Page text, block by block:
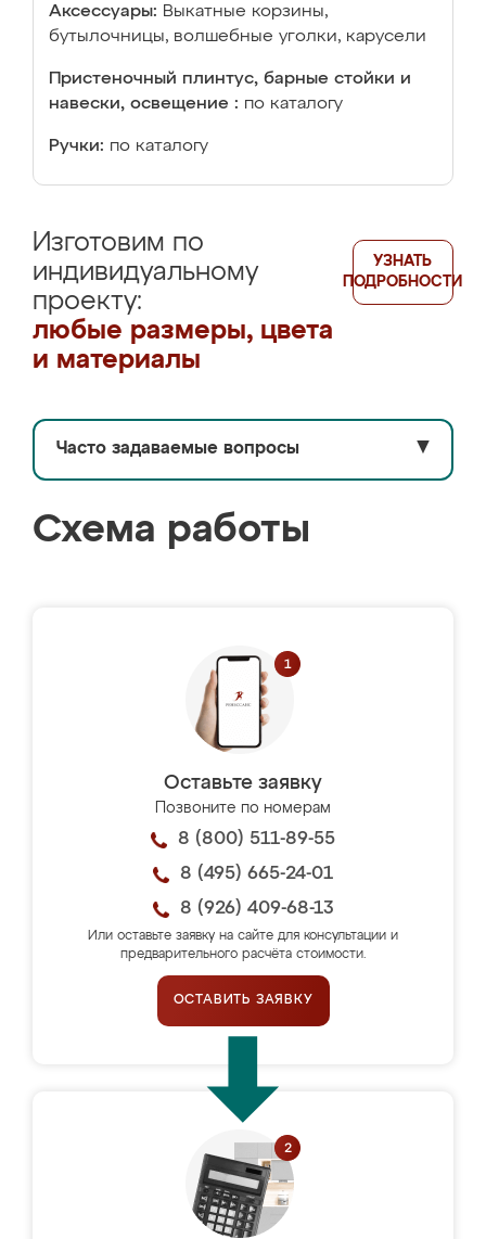
Аксессуары: Выкатные корзины,
бутылочницы, волшебные уголки, карусели
Пристеночный плинтус, барные стойки и
навески, освещение : по каталогу
Ручки: по каталогу
Изготовим по
индивидуальному
проекту:
любые размеры, цвета
и материалы
УЗНАТЬ
ПОДРОБНОСТИ
Часто задаваемые вопросы ▼
Схема работы
Оставьте заявку
Позвоните по номерам
8 (800) 511-89-55
8 (495) 665-24-01
8 (926) 409-68-13
Или оставьте заявку на сайте для консультации и
предварительного расчёта стоимости.
ОСТАВИТЬ ЗАЯВКУ